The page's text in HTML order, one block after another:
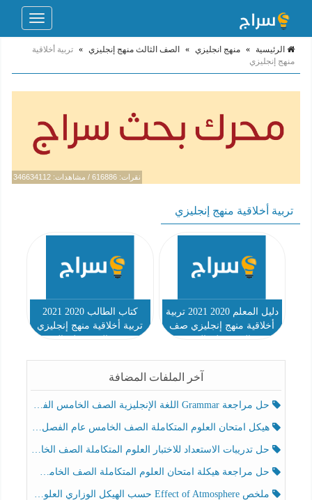
Toggle
الرئيسية » منهج انجليزي » الصف الثالث منهج إنجليزي » تربية أخلاقية
منهج إنجليزي
نقرات: 616886 / مشاهدات: 346634112
تربية أخلاقية منهج إنجليزي
دليل المعلم 2020 2021 تربية
أخلاقية منهج إنجليزي صف
كتاب الطالب 2020 2021
تربية أخلاقية منهج إنجليزي
آخر الملفات المضافة
حل مراجعة Grammar اللغة الإنجليزية الصف الخامس الفصل الثالث
هيكل امتحان العلوم المتكاملة الصف الخامس عام الفصل الدراسي الثالث 2025-2026
حل تدريبات الاستعداد للاختبار العلوم المتكاملة الصف الخامس عام الفصل الثالث
حل مراجعة هيكلة امتحان العلوم المتكاملة الصف الخامس انسبير الفصل الثالث
ملخص Effect of Atmosphere حسب الهيكل الوزاري العلوم المتكاملة الصف الخامس انسبير الفصل الثالث